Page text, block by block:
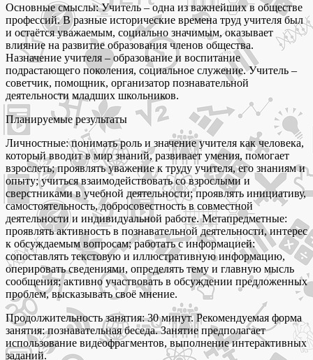
Основные смыслы: Учитель – одна из важнейших в обществе
профессий. В разные исторические времена труд учителя был
и остаётся уважаемым, социально значимым, оказывает
влияние на развитие образования членов общества.
Назначение учителя – образование и воспитание
подрастающего поколения, социальное служение. Учитель –
советчик, помощник, организатор познавательной
деятельности младших школьников.
Планируемые результаты
Личностные: понимать роль и значение учителя как человека,
который вводит в мир знаний, развивает умения, помогает
взрослеть; проявлять уважение к труду учителя, его знаниям и
опыту; учиться взаимодействовать со взрослыми и
сверстниками в учебной деятельности; проявлять инициативу,
самостоятельность, добросовестность в совместной
деятельности и индивидуальной работе. Метапредметные:
проявлять активность в познавательной деятельности, интерес
к обсуждаемым вопросам; работать с информацией:
сопоставлять текстовую и иллюстративную информацию,
оперировать сведениями, определять тему и главную мысль
сообщения; активно участвовать в обсуждении предложенных
проблем, высказывать своё мнение.
Продолжительность занятия: 30 минут. Рекомендуемая форма
занятия: познавательная беседа. Занятие предполагает
использование видеофрагментов, выполнение интерактивных
заданий.